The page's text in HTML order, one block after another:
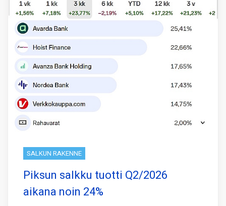
SALKUN RAKENNE
Piksun salkku tuotti Q2/2026
aikana noin 24%